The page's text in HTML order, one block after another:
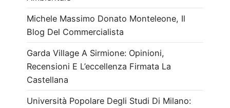
Michele Massimo Donato Monteleone, Il
Blog Del Commercialista
Garda Village A Sirmione: Opinioni,
Recensioni E L’eccellenza Firmata La
Castellana
Università Popolare Degli Studi Di Milano: